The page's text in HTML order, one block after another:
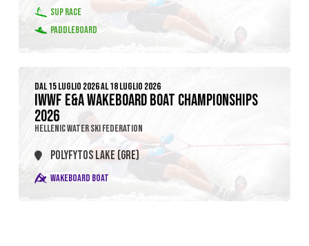
SUP RACE
PADDLEBOARD
DAL 15 LUGLIO 2026 AL 18 LUGLIO 2026
IWWF E&A WAKEBOARD BOAT CHAMPIONSHIPS
2026
HELLENIC WATER SKI FEDERATION
POLYFYTOS LAKE (GRE)
WAKEBOARD BOAT